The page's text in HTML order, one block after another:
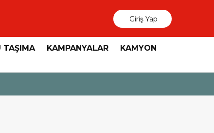
Giriş Yap
TAŞIMA KAMPANYALAR KAMYON